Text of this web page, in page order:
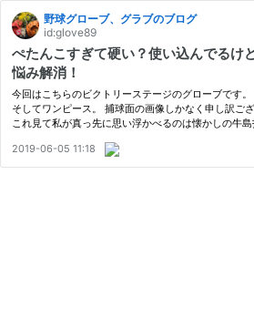
野球グローブ、グラブのブログ
id:glove89
ぺたんこすぎて硬い？使い込んでるけ
悩み解消！
今回はこちらのビクトリーステージのグローブです。
そしてワンピース。 捕球面の画像しかなく申し訳ご
これ見て私が真っ先に思い浮かべるのは懐かしの牛
うな？？ オレンジのワンピース=仁志が8の、元巨人
2019-06-05 11:18